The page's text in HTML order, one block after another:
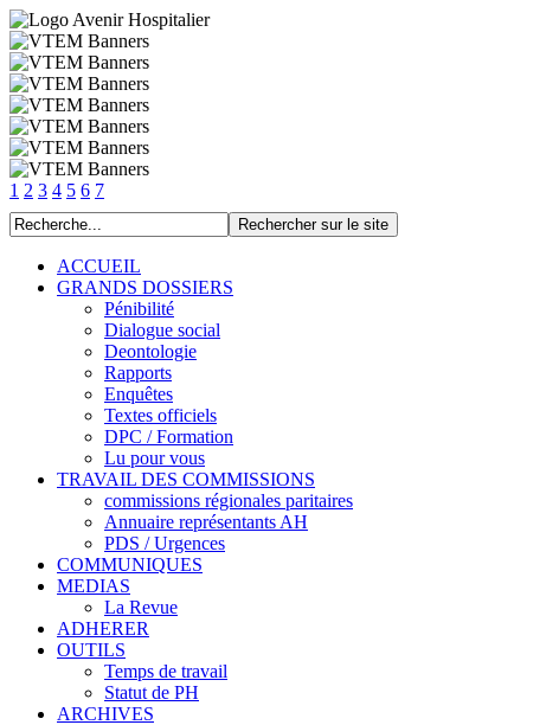
1 2 3 4 5 6 7
ACCUEIL
GRANDS DOSSIERS
Pénibilité
Dialogue social
Deontologie
Rapports
Enquêtes
Textes officiels
DPC / Formation
Lu pour vous
TRAVAIL DES COMMISSIONS
commissions régionales paritaires
Annuaire représentants AH
PDS / Urgences
COMMUNIQUES
MEDIAS
La Revue
ADHERER
OUTILS
Temps de travail
Statut de PH
ARCHIVES